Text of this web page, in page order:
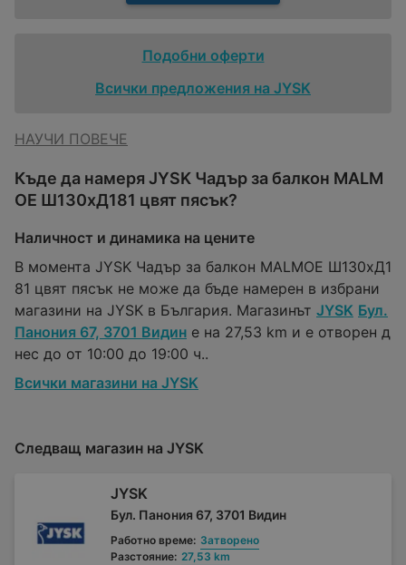
Подобни оферти
Всички предложения на JYSK
НАУЧИ ПОВЕЧЕ
Къде да намеря JYSK Чадър за балкон MALM
OE Ш130xД181 цвят пясък?
Наличност и динамика на цените
В момента JYSK Чадър за балкон MALMOE Ш130xД1
81 цвят пясък не може да бъде намерен в избрани
магазини на JYSK в България. Магазинът JYSK Бул.
Панония 67, 3701 Видин е на 27,53 km и е отворен д
нес до от 10:00 до 19:00 ч..
Всички магазини на JYSK
Следващ магазин на JYSK
JYSK
Бул. Панония 67, 3701 Видин
Работно време: Затворено
Разстояние: 27,53 km